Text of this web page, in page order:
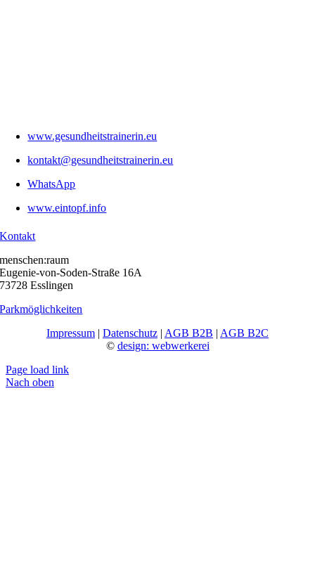
www.gesundheitstrainerin.eu
kontakt@gesundheitstrainerin.eu
WhatsApp
www.eintopf.info
Kontakt
menschen:raum
Eugenie-von-Soden-Straße 16A
73728 Esslingen
Parkmöglichkeiten
Impressum | Datenschutz | AGB B2B | AGB B2C
© design: webwerkerei
Page load link
Nach oben